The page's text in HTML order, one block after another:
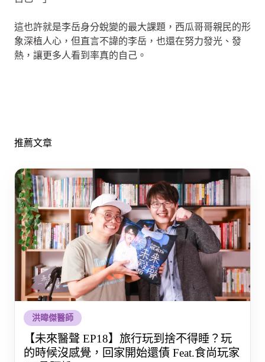
這也許就是李岳身分蛻變的最大課題，西瓜哥哥親民的形
象深植人心，但直言不諱的李岳，也還在努力發光、發
熱，讓更多人看到率真的自己。
推薦文章
洪暐傑醫師
【未來醫聲 EP18】旅行玩到捨不得睡？玩
的時候沒感覺，回家開始還債 Feat.食尚玩家